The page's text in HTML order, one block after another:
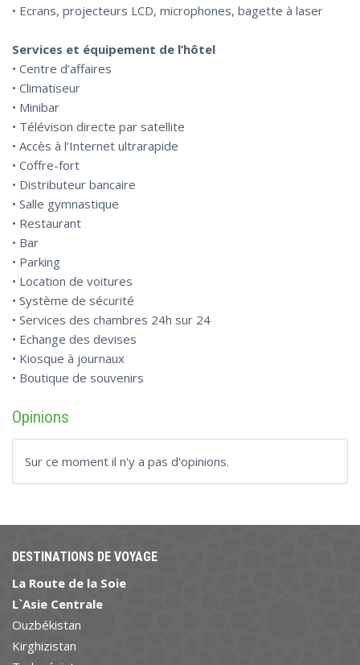
• Ecrans, projecteurs LCD, microphones, bagette à laser
Services et équipement de l’hôtel
• Centre d’affaires
• Climatiseur
• Minibar
• Télévison directe par satellite
• Accès à l’Internet ultrarapide
• Coffre-fort
• Distributeur bancaire
• Salle gymnastique
• Restaurant
• Bar
• Parking
• Location de voitures
• Système de sécurité
• Services des chambres 24h sur 24
• Echange des devises
• Kiosque à journaux
• Boutique de souvenirs
Opinions
Sur ce moment il n'y a pas d'opinions.
DESTINATIONS DE VOYAGE
La Route de la Soie
L`Asie Centrale
Ouzbékistan
Kirghizistan